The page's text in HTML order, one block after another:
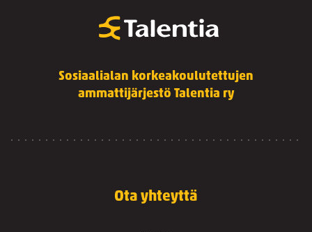
Sosiaalialan korkeakoulutettujen
ammattijärjestö Talentia ry
Ota yhteyttä